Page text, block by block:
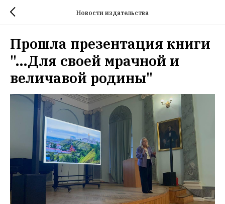
Новости издательства
Прошла презентация книги
"…Для своей мрачной и
величавой родины"